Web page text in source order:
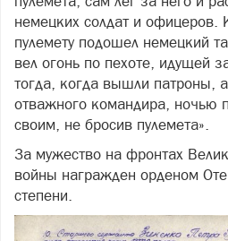
немецких солдат и офицеров.
пулемету подошел немецкий
вел огонь по пехоте, идущей
тогда, когда вышли патроны,
отважного командира, ночью
своим, не бросив пулемета».
За мужество на фронтах
войны награжден орденом
степени.